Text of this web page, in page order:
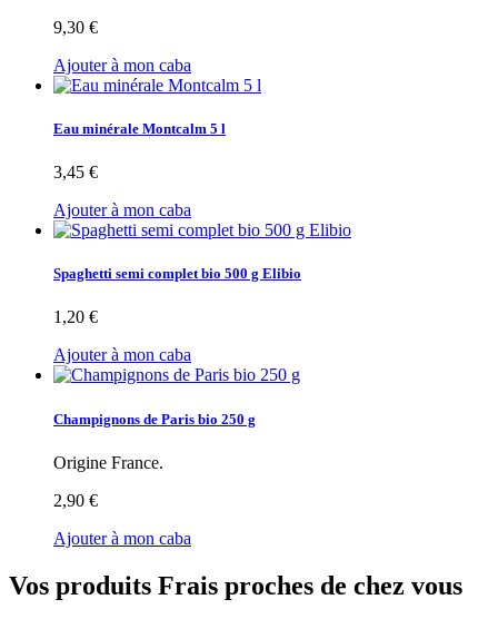
9,30 €
Ajouter à mon caba
Eau minérale Montcalm 5 l
3,45 €
Ajouter à mon caba
Spaghetti semi complet bio 500 g Elibio
1,20 €
Ajouter à mon caba
Champignons de Paris bio 250 g
Origine France.
2,90 €
Ajouter à mon caba
Vos produits Frais proches de chez vous